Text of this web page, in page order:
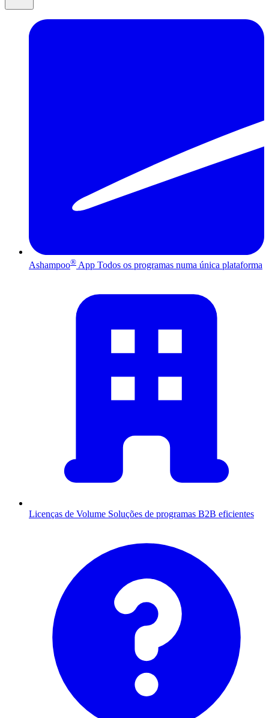
Ashampoo® App Todos os programas numa única plataforma
Licenças de Volume Soluções de programas B2B eficientes